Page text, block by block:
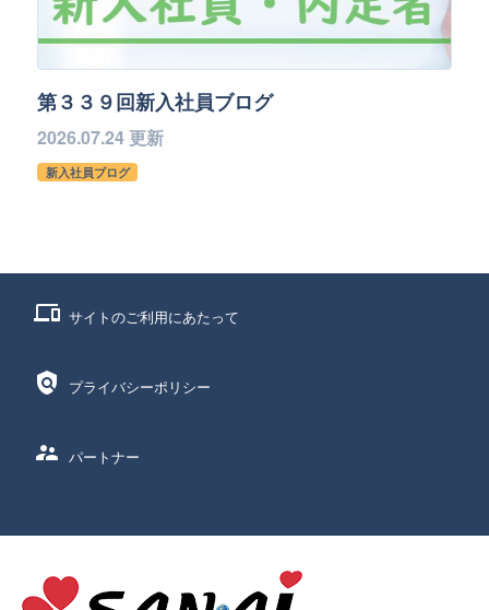
第３３９回新入社員ブログ
2026.07.24 更新
新入社員ブログ
phonelink サイトのご利用にあたって
policy プライバシーポリシー
supervisor_account パートナー